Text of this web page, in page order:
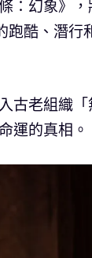
：幻象》，
跑酷、潛行
古老組織「
運的真相。